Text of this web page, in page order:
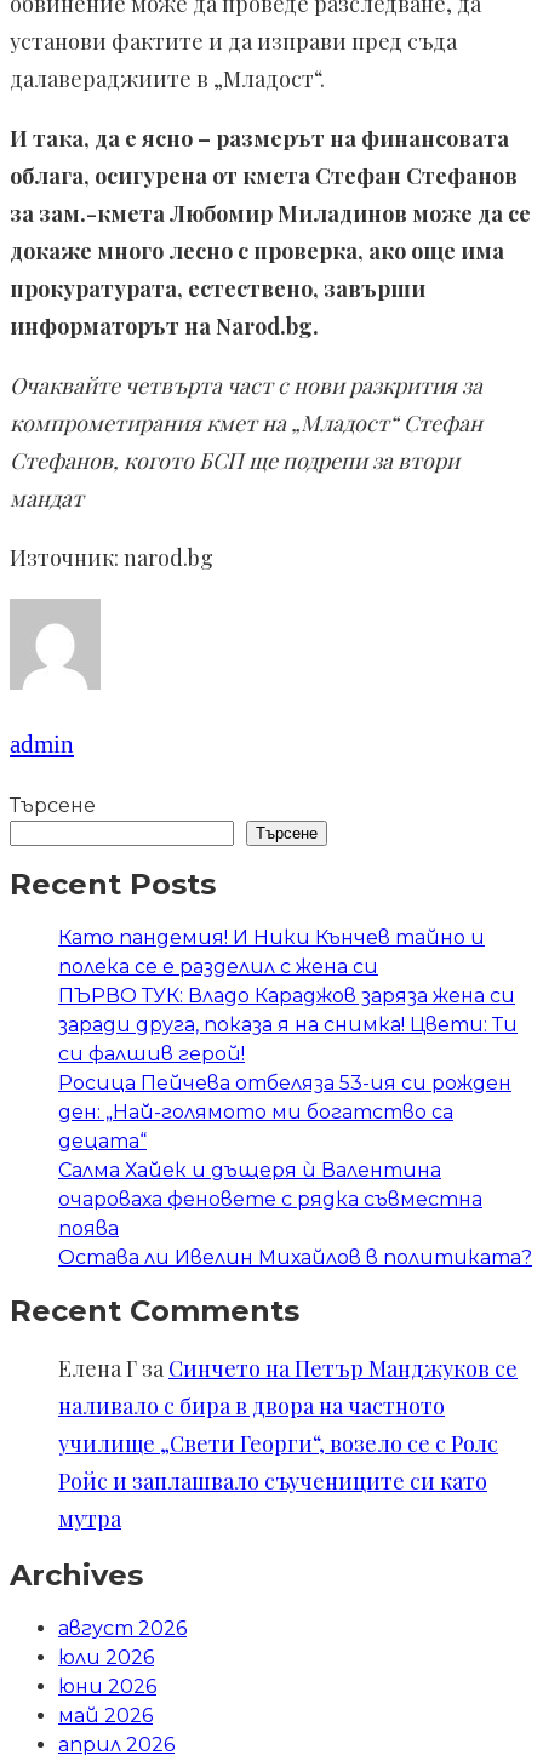
установи фактите и да изправи пред съда
далавераджиите в „Младост“.
И така, да е ясно – размерът на финансовата
облага, осигурена от кмета Стефан Стефанов
за зам.-кмета Любомир Миладинов може да се
докаже много лесно с проверка, ако още има
прокуратурата, естествено, завърши
информаторът на Narod.bg.
Очаквайте четвърта част с нови разкрития за
компрометирания кмет на „Младост“ Стефан
Стефанов, когото БСП ще подрепи за втори
мандат
Източник: narod.bg
admin
Търсене
Търсене
Recent Posts
Като пандемия! И Ники Кънчев тайно и
полека се е разделил с жена си
ПЪРВО ТУК: Владо Караджов заряза жена си
заради друга, показа я на снимка! Цвети: Ти
си фалшив герой!
Росица Пейчева отбеляза 53-ия си рожден
ден: „Най-голямото ми богатство са
децата“
Салма Хайек и дъщеря ѝ Валентина
очароваха феновете с рядка съвместна
поява
Остава ли Ивелин Михайлов в политиката?
Recent Comments
Елена Г за Синчето на Петър Манджуков се
наливало с бира в двора на частното
училище „Свети Георги“, возело се с Ролс
Ройс и заплашвало съучениците си като
мутра
Archives
август 2026
юли 2026
юни 2026
май 2026
април 2026